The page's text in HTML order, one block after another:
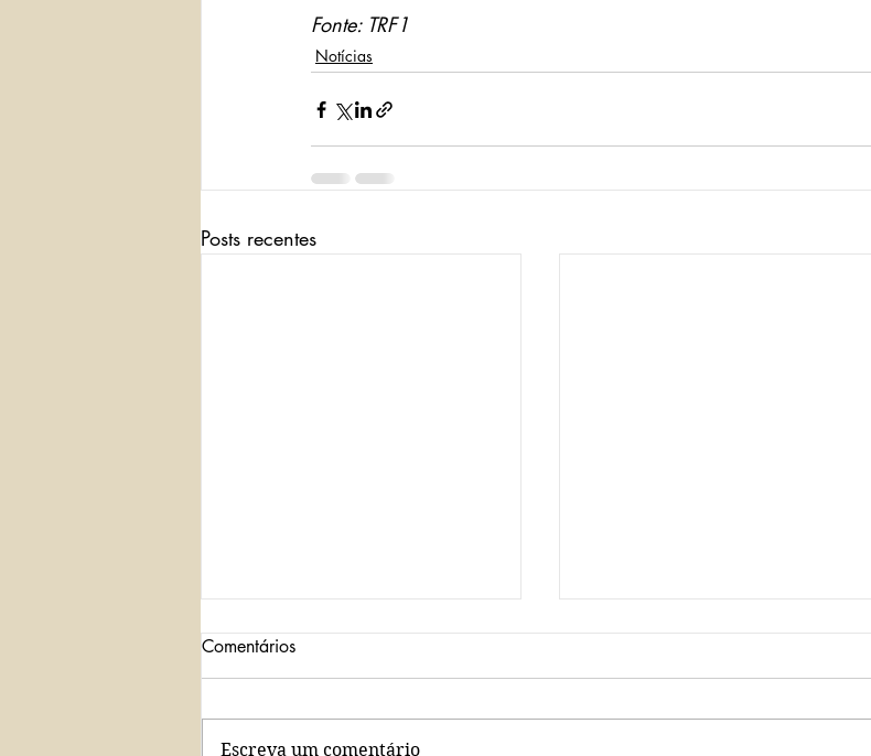
Fonte: TRF1
Notícias
Posts recentes
Comentários
Escreva um comentário